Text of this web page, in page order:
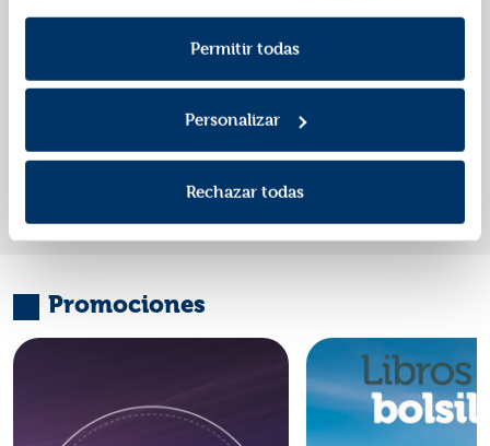
información consulta laPolítica de Cookiesy la
Política de Privacidad.
Permitir todas
Personalizar
Rechazar todas
Editorial: Maeva
Autor:Gracia Pons, Marta
« 1
Promociones